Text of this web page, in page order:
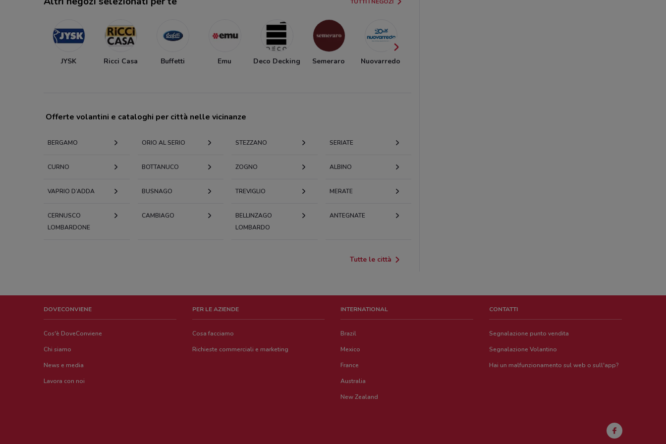
JYSK Ricci Casa Buffetti Emu Deco Decking Semeraro Nuovarredo
Offerte volantini e cataloghi per città nelle vicinanze
BERGAMO ORIO AL SERIO STEZZANO SERIATE
CURNO BOTTANUCO ZOGNO ALBINO
VAPRIO D’ADDA BUSNAGO TREVIGLIO MERATE
CERNUSCO
LOMBARDONE
CAMBIAGO
BELLINZAGO
LOMBARDO
ANTEGNATE
Tutte le città
DOVECONVIENE
Cos'è DoveConviene
Chi siamo
News e media
Lavora con noi
PER LE AZIENDE
Cosa facciamo
Richieste commerciali e marketing
INTERNATIONAL
Brazil
Mexico
France
Australia
New Zealand
CONTATTI
Segnalazione punto vendita
Segnalazione Volantino
Hai un malfunzionamento sul web o sull'app?